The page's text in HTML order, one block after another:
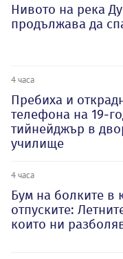
Нивото на река
продължава да
4 часа
Пребиха и
телефона на 19-
тийнейджър в
училище
4 часа
Бум на болките в
отпуските:
които ни